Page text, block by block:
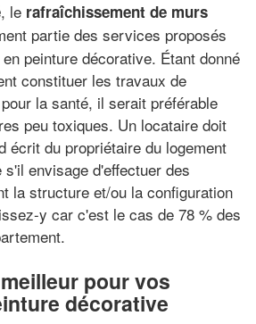
, le rafraîchissement de murs
partie des services proposés
peinture décorative. Étant donné
constituer les travaux de
la santé, il serait préférable
peu toxiques. Un locataire doit
écrit du propriétaire du logement
envisage d'effectuer des
la structure et/ou la configuration
y car c'est le cas de 78 % des
pour vos
décorative